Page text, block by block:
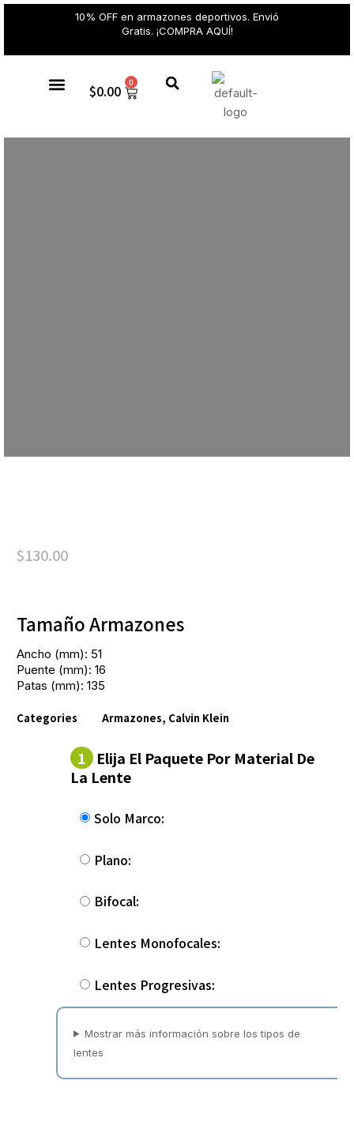
10% OFF en armazones deportivos. Envió
Gratis. ¡COMPRA AQUÍ!
$0.00 0
$130.00
Tamaño Armazones
Ancho (mm): 51
Puente (mm): 16
Patas (mm): 135
Categories Armazones, Calvin Klein
1 Elija El Paquete Por Material De
La Lente
Solo Marco:
Plano:
Bifocal:
Lentes Monofocales:
Lentes Progresivas:
Mostrar más información sobre los tipos de
lentes